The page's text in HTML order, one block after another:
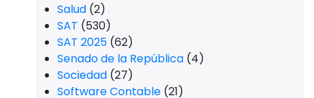
Salud (2)
SAT (530)
SAT 2025 (62)
Senado de la República (4)
Sociedad (27)
Software Contable (21)